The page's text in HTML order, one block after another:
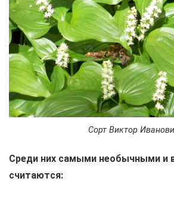
Сорт Виктор
Среди них самыми необычными и
считаются: